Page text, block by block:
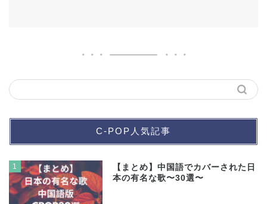
C-POP人気記事
1
【まとめ】中国語でカバーされた日
本の有名な歌〜30選〜